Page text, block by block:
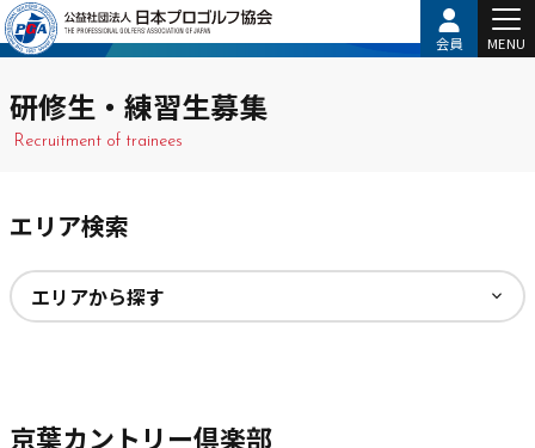
会員 MENU
研修生・練習生募集
Recruitment of trainees
エリア検索